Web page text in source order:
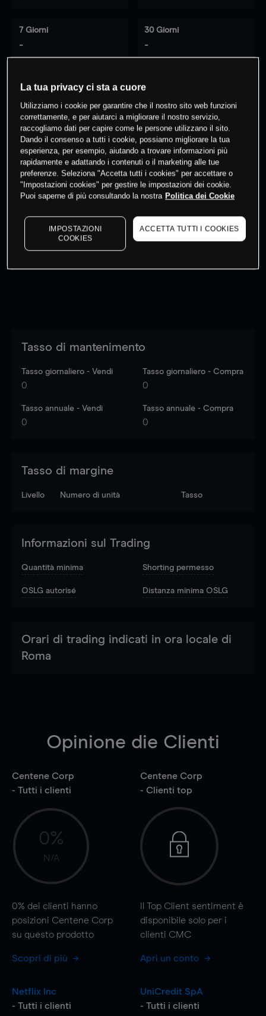
7 Giorni
-
30 Giorni
-
% dei clienti hanno posizioni
questo prodotto
Fai trading
I prezzi sono solo indicativi. Accediper vedere gli ultimi
dati di mercato
to see latest market data
Tasso di mantenimento
Tasso giornaliero - Vendi
0
Tasso giornaliero - Compra
0
Tasso annuale - Vendi
0
Tasso annuale - Compra
0
Tasso di margine
Livello Numero di unità Tasso
Informazioni sul Trading
Quantità minima Shorting permesso
OSLG autorisé Distanza minima OSLG
Orari di trading indicati in ora locale di
Roma
Opinione die Clienti
Centene Corp
- Tutti i clienti
0%
N/A
0% dei clienti hanno
posizioni Centene Corp
su questo prodotto
Scopri di più
Centene Corp
- Clienti top
Il Top Client sentiment è
disponibile solo per i
clienti CMC
Apri un conto
Netflix Inc
- Tutti i clienti
UniCredit SpA
- Tutti i clienti
La tua privacy ci sta a cuore
Utilizziamo i cookie per garantire che il nostro sito web funzioni
correttamente, e per aiutarci a migliorare il nostro servizio,
raccogliamo dati per capire come le persone utilizzano il sito.
Dando il consenso a tutti i cookie, possiamo migliorare la tua
esperienza, per esempio, aiutando a trovare informazioni più
rapidamente e adattando i contenuti o il marketing alle tue
preferenze. Seleziona "Accetta tutti i cookies" per accettare o
"Impostazioni cookies" per gestire le impostazioni dei cookie.
Puoi saperne di più consultando la nostra Politica dei Cookie
IMPOSTAZIONI
COOKIES
ACCETTA TUTTI I COOKIES